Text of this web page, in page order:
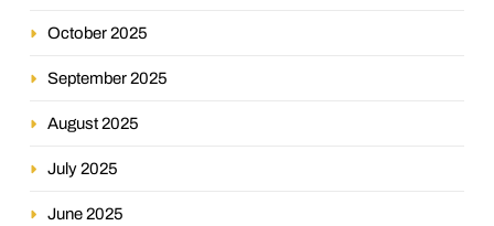
October 2025
September 2025
August 2025
July 2025
June 2025